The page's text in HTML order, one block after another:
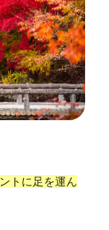
トに足を運ん